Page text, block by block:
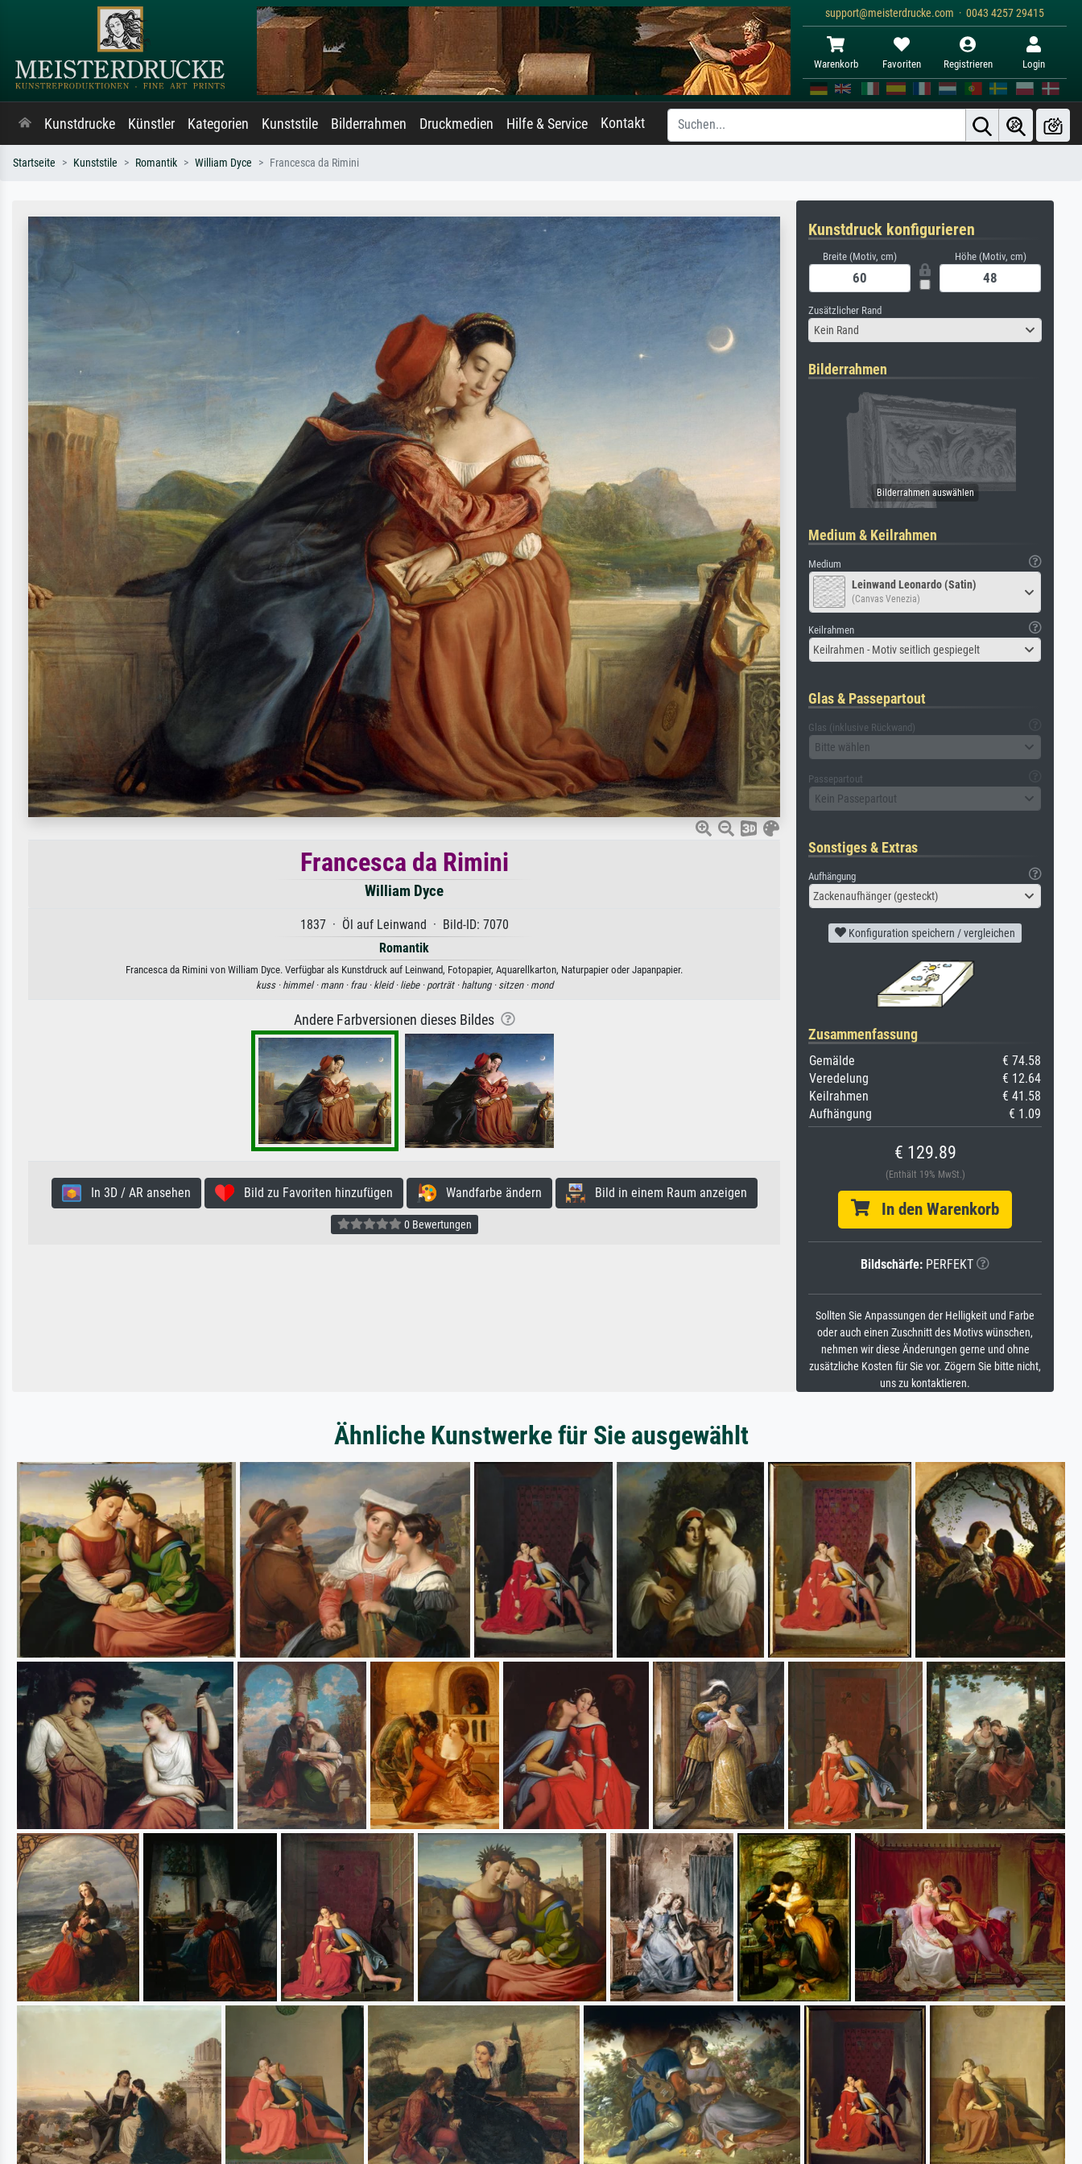
support@meisterdrucke.com · 0043 4257 29415
Warenkorb Favoriten Registrieren Login
Kunstdrucke Künstler Kategorien Kunststile Bilderrahmen Druckmedien Hilfe & Service Kontakt
Startseite Kunststile Romantik William Dyce Francesca da Rimini
Francesca da Rimini
William Dyce
1837 · Öl auf Leinwand · Bild-ID: 7070
Romantik
Francesca da Rimini von William Dyce. Verfügbar als Kunstdruck auf Leinwand, Fotopapier, Aquarellkarton, Naturpapier oder Japanpapier.
kuss · himmel · mann · frau · kleid · liebe · porträt · haltung · sitzen · mond
Andere Farbversionen dieses Bildes
In 3D / AR ansehen Bild zu Favoriten hinzufügen Wandfarbe ändern Bild in einem Raum anzeigen
0 Bewertungen
Kunstdruck konfigurieren
Breite (Motiv, cm) Höhe (Motiv, cm)
Zusätzlicher Rand
Kein Rand
Bilderrahmen
Medium & Keilrahmen
Medium
Leinwand Leonardo (Satin)
(Canvas Venezia)
Keilrahmen
Keilrahmen - Motiv seitlich gespiegelt
Glas & Passepartout
Glas (inklusive Rückwand)
Bitte wählen
Passepartout
Kein Passepartout
Sonstiges & Extras
Aufhängung
Zackenaufhänger (gesteckt)
Konfiguration speichern / vergleichen
Zusammenfassung
Gemälde
€ 74.58
Veredelung
€ 12.64
Keilrahmen
€ 41.58
Aufhängung
€ 1.09
€ 129.89
(Enthält 19% MwSt.)
In den Warenkorb
Bildschärfe: PERFEKT
Sollten Sie Anpassungen der Helligkeit und Farbe
oder auch einen Zuschnitt des Motivs wünschen,
nehmen wir diese Änderungen gerne und ohne
zusätzliche Kosten für Sie vor. Zögern Sie bitte nicht,
uns zu kontaktieren.
Ähnliche Kunstwerke für Sie ausgewählt